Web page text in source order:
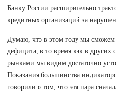
Банку России расширительно
кредитных организаций за
Думаю, что в этом году мы сможем
дефицита, в то время как в других
рынками мы видим достаточно
Показания большинства
говорили о том, что эта пара